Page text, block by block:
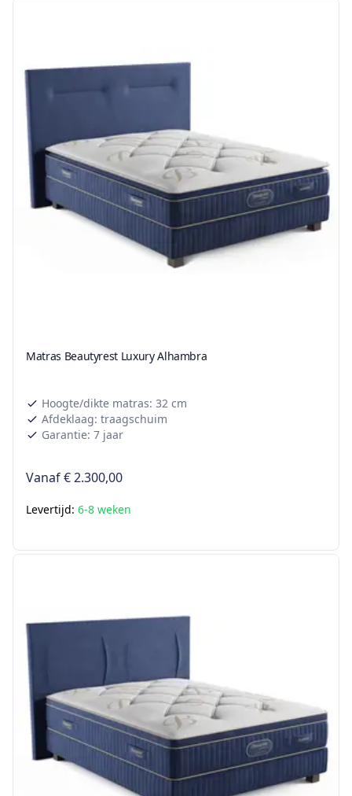
Matras Beautyrest Luxury Alhambra
Hoogte/dikte matras: 32 cm
Afdeklaag: traagschuim
Garantie: 7 jaar
Vanaf€ 2.300,00
Levertijd: 6-8 weken